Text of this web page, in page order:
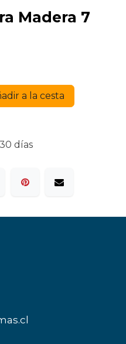
Madera 7
a la cesta
días